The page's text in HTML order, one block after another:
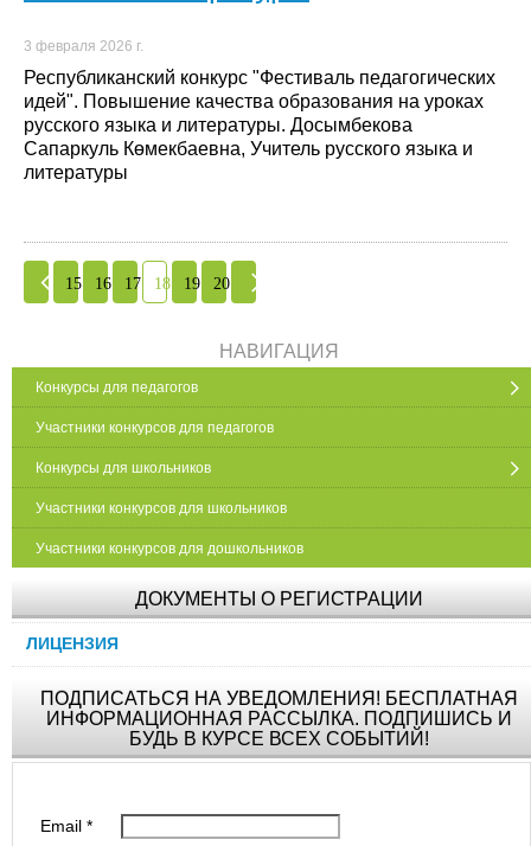
3 февраля 2026 г.
Республиканский конкурс "Фестиваль педагогических
идей". Повышение качества образования на уроках
русского языка и литературы. Досымбекова
Сапаркуль Көмекбаевна, Учитель русского языка и
литературы
15 16 17 18 19 20
НАВИГАЦИЯ
Конкурсы для педагогов
Участники конкурсов для педагогов
Конкурсы для школьников
Участники конкурсов для школьников
Участники конкурсов для дошкольников
ДОКУМЕНТЫ О РЕГИСТРАЦИИ
ЛИЦЕНЗИЯ
ПОДПИСАТЬСЯ НА УВЕДОМЛЕНИЯ! БЕСПЛАТНАЯ
ИНФОРМАЦИОННАЯ РАССЫЛКА. ПОДПИШИСЬ И
БУДЬ В КУРСЕ ВСЕХ СОБЫТИЙ!
Email*